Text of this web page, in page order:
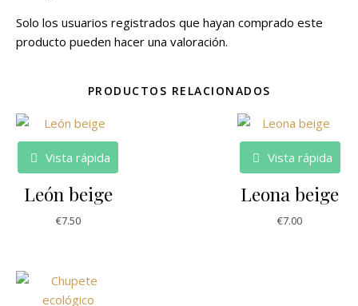
Solo los usuarios registrados que hayan comprado este
producto pueden hacer una valoración.
PRODUCTOS RELACIONADOS
Vista rápida
León beige
€7.50
Vista rápida
Leona beige
€7.00